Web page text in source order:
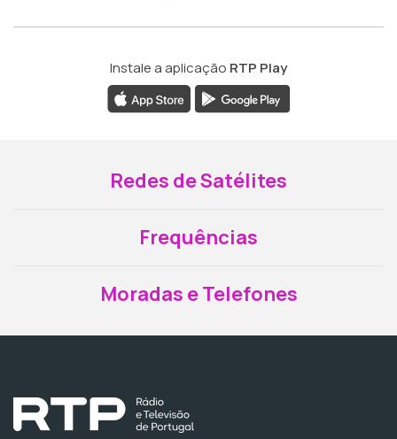
Instale a aplicação RTP Play
Redes de Satélites
Frequências
Moradas e Telefones